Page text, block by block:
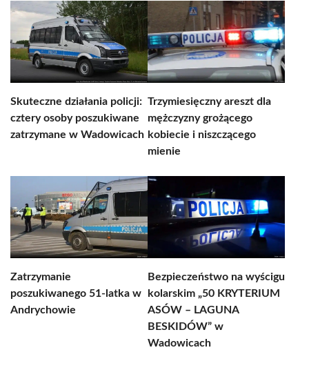
Skuteczne działania policji:
cztery osoby poszukiwane
zatrzymane w Wadowicach
Trzymiesięczny areszt dla
mężczyzny grożącego
kobiecie i niszczącego
mienie
Zatrzymanie
poszukiwanego 51-latka w
Andrychowie
Bezpieczeństwo na wyścigu
kolarskim „50 KRYTERIUM
ASÓW – LAGUNA
BESKIDÓW” w
Wadowicach